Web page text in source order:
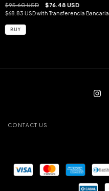
$95.60 USD $76.48 USD
$68.83 USDwith Transferencia Bancaria
CONTACT US